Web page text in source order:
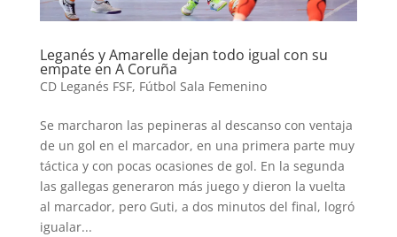
Leganés y Amarelle dejan todo igual con su
empate en A Coruña
CD Leganés FSF, Fútbol Sala Femenino
Se marcharon las pepineras al descanso con ventaja
de un gol en el marcador, en una primera parte muy
táctica y con pocas ocasiones de gol. En la segunda
las gallegas generaron más juego y dieron la vuelta
al marcador, pero Guti, a dos minutos del final, logró
igualar...